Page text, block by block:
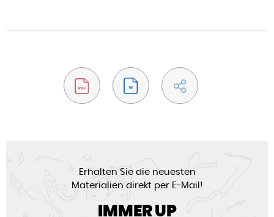
Erhalten Sie die neuesten
Materialien direkt per E-Mail!
IMMER UP